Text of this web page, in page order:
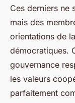
Ces derniers ne
mais des
orientations de
démocratiques.
gouvernance
les valeurs
parfaitement